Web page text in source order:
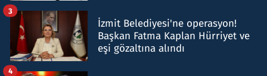
İzmit Belediyesi'ne operasyon!
Başkan Fatma Kaplan Hürriyet ve
eşi gözaltına alındı
3
4